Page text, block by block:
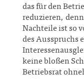
das für den
reduzieren,
Nachteile ist so
des Ausspruchs
keine bloßen
Betriebsrat